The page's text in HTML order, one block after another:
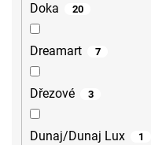
Doka 20
Dreamart 7
Dřezové 3
Dunaj/Dunaj Lux 1